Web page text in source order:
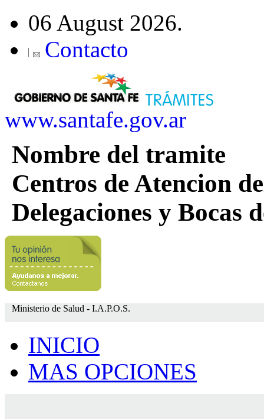
06 August 2026.
Contacto
www.santafe.gov.ar
Nombre del tramite
Centros de Atencion
Delegaciones y Bocas
Ministerio de Salud - I.A.P.O.S.
INICIO
MAS OPCIONES